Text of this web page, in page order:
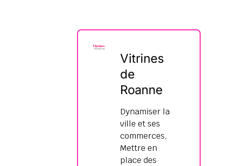
Vitrines
de
Roanne
Dynamiser la
ville et ses
commerces,
Mettre en
place des